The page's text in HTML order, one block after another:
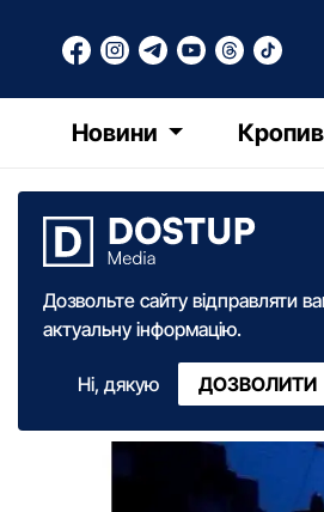
Новини
Дозвольте сайту відправляти
актуальну інформацію.
Ні, дякую ДОЗВОЛИТИ
довше
27 квітня·2022